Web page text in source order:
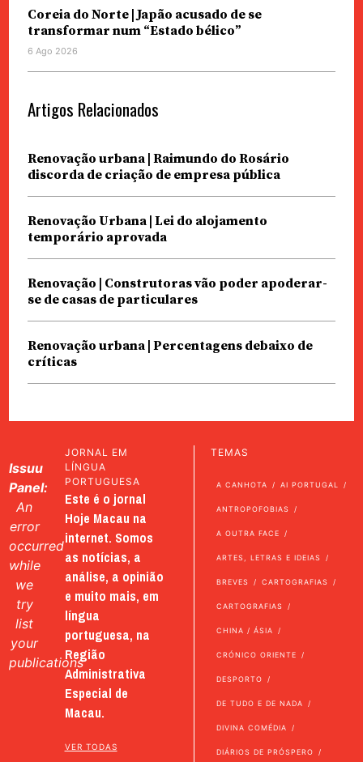
Coreia do Norte | Japão acusado de se
transformar num “Estado bélico”
6 Ago 2026
Artigos Relacionados
Renovação urbana | Raimundo do Rosário
discorda de criação de empresa pública
Renovação Urbana | Lei do alojamento
temporário aprovada
Renovação | Construtoras vão poder apoderar-
se de casas de particulares
Renovação urbana | Percentagens debaixo de
críticas
Issuu
Panel:
An
error
occurred
while
we
try
list
your
publications
JORNAL EM
LÍNGUA
PORTUGUESA
Este é o jornal
Hoje Macau na
internet. Somos
as notícias, a
análise, a opinião
e muito mais, em
língua
portuguesa, na
Região
Administrativa
Especial de
Macau.
VER TODAS
TEMAS
A CANHOTA AI PORTUGAL
ANTROPOFOBIAS
A OUTRA FACE
ARTES, LETRAS E IDEIAS
BREVES CARTOGRAFIAS
CARTOGRAFIAS
CHINA / ÁSIA
CRÓNICO ORIENTE
DESPORTO
DE TUDO E DE NADA
DIVINA COMÉDIA
DIÁRIOS DE PRÓSPERO